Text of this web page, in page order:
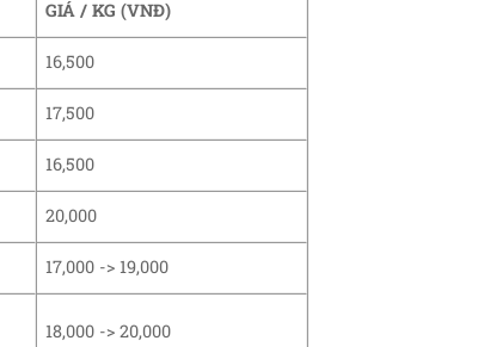
GIÁ / KG (VNĐ)
16,500
17,500
16,500
20,000
17,000 -> 19,000
18,000 -> 20,000